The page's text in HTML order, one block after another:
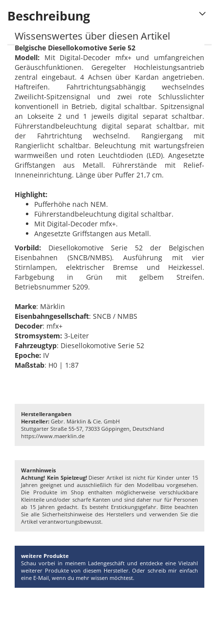
Beschreibung
Wissenswertes über diesen Artikel
Belgische Diesellokomotive Serie 52
Modell: Mit Digital-Decoder mfx+ und umfangreichen
Geräuschfunktionen. Geregelter Hochleistungsantrieb
zentral eingebaut. 4 Achsen über Kardan angetrieben.
Haftreifen. Fahrtrichtungsabhängig wechselndes
Zweilicht-Spitzensignal und zwei rote Schlusslichter
konventionell in Betrieb, digital schaltbar. Spitzensignal
an Lokseite 2 und 1 jeweils digital separat schaltbar.
Führerstandbeleuchtung digital separat schaltbar, mit
der Fahrtrichtung wechselnd. Rangiergang mit
Rangierlicht schaltbar. Beleuchtung mit wartungsfreien
warmweißen und roten Leuchtdioden (LED). Angesetzte
Griffstangen aus Metall. Führerstände mit Relief-
Inneneinrichtung. Länge über Puffer 21,7 cm.
Highlight:
Pufferhöhe nach NEM.
Führerstandbeleuchtung digital schaltbar.
Mit Digital-Decoder mfx+.
Angesetzte Griffstangen aus Metall.
Vorbild: Diesellokomotive Serie 52 der Belgischen
Eisenbahnen (SNCB/NMBS). Ausführung mit vier
Stirnlampen, elektrischer Bremse und Heizkessel.
Farbgebung in Grün mit gelbem Streifen.
Betriebsnummer 5209.
Marke: Märklin
Eisenbahngesellschaft: SNCB / NMBS
Decoder: mfx+
Stromsystem: 3-Leiter
Fahrzeugtyp: Diesellokomotive Serie 52
Epoche: IV
Maßstab: H0 | 1:87
Herstellerangaben
Hersteller: Gebr. Märklin & Cie. GmbH
Stuttgarter Straße 55-57, 73033 Göppingen, Deutschland
https://www.maerklin.de
Warnhinweis
Achtung! Kein Spielzeug! Dieser Artikel ist nicht für Kinder unter 15
Jahren geeignet und ausschließlich für den Modellbau vorgesehen.
Die Produkte im Shop enthalten möglicherweise verschluckbare
Kleinteile und/oder scharfe Kanten und sind daher nur für Personen
ab 15 Jahren gedacht. Es besteht Erstickungsgefahr. Bitte beachten
Sie alle Sicherheitshinweise des Herstellers und verwenden Sie die
Artikel verantwortungsbewusst.
weitere Produkte
Schau vorbei in meinem Ladengeschäft und entdecke eine Vielzahl
weiterer Produkte von diesem Hersteller. Oder schreib mir einfach
eine E-Mail, wenn du mehr wissen möchtest.